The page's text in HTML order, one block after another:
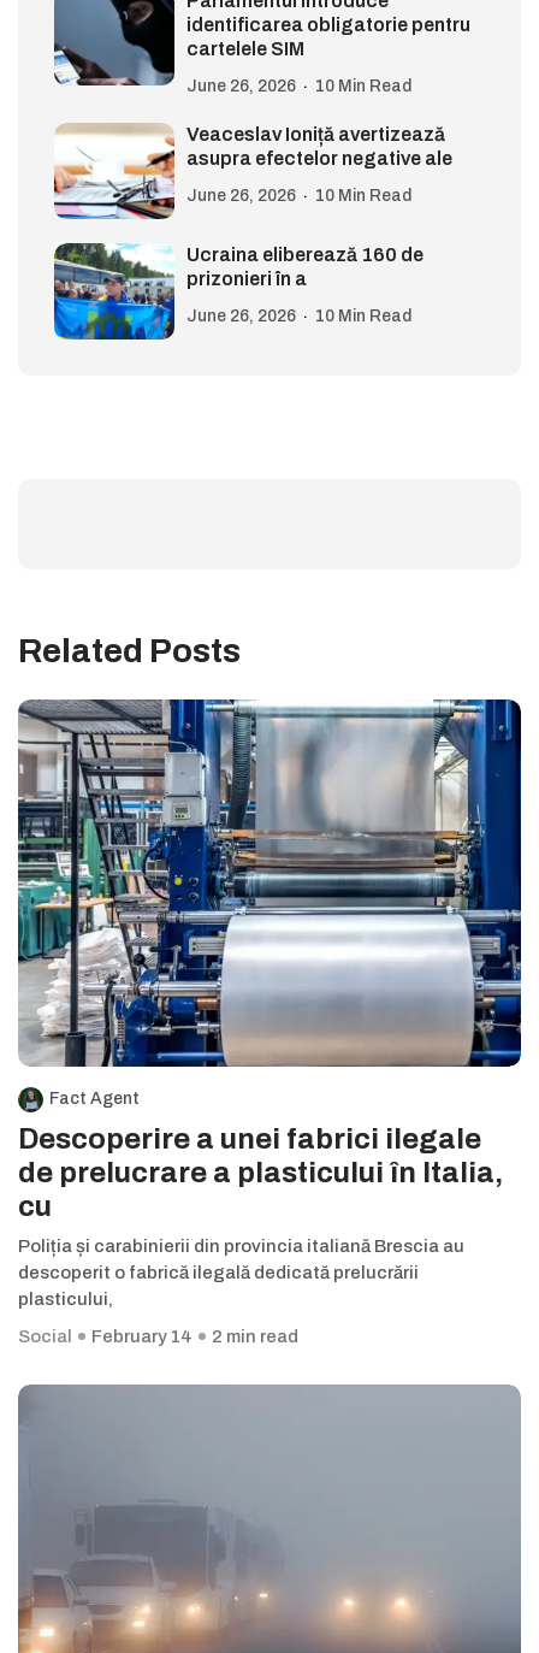
identificarea obligatorie pentru
cartelele SIM
June 26, 2026 10 Min Read
Veaceslav Ioniță avertizează
asupra efectelor negative ale
June 26, 2026 10 Min Read
Ucraina eliberează 160 de
prizonieri în a
June 26, 2026 10 Min Read
Related Posts
Fact Agent
Descoperire a unei fabrici ilegale
de prelucrare a plasticului în Italia,
cu
Poliția și carabinierii din provincia italiană Brescia au
descoperit o fabrică ilegală dedicată prelucrării
plasticului,
Social
February 14 2 min read